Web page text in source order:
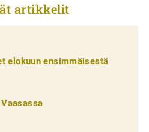
artikkelit
elokuun ensimmäisestä